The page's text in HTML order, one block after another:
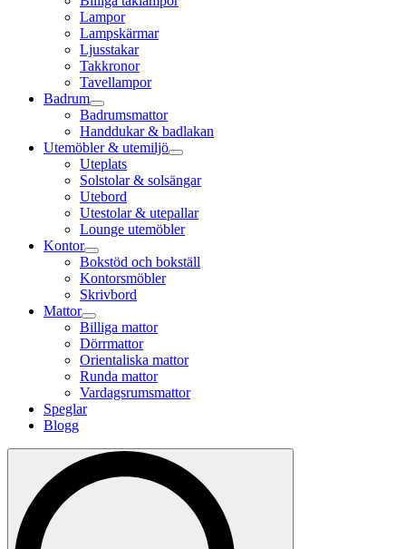
Lampor
Lampskärmar
Ljusstakar
Takkronor
Tavellampor
Badrum
Badrumsmattor
Handdukar & badlakan
Utemöbler & utemiljö
Uteplats
Solstolar & solsängar
Utebord
Utestolar & utepallar
Lounge utemöbler
Kontor
Bokstöd och bokställ
Kontorsmöbler
Skrivbord
Mattor
Billiga mattor
Dörrmattor
Orientaliska mattor
Runda mattor
Vardagsrumsmattor
Speglar
Blogg